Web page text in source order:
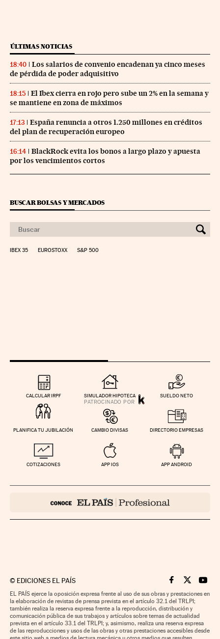
ÚLTIMAS NOTICIAS
18:40
Los salarios de convenio encadenan ya cinco meses
de pérdida de poder adquisitivo
18:15
El Ibex cierra en rojo pero sube un 2% en la semana y
se mantiene en zona de máximos
17:13
España renuncia a otros 1.250 millones en créditos
del plan de recuperación europeo
16:14
BlackRock evita los bonos a largo plazo y apuesta
por los vencimientos cortos
BUSCAR BOLSAS Y MERCADOS
IBEX 35 EUROSTOXX S&P 500
CALCULAR IRPF SIMULADOR HIPOTECA SUELDO NETO
PLANIFICA TU JUBILACIÓN CAMBIO DIVISAS DIRECTORIO EMPRESAS
COTIZACIONES APP IOS APP ANDROID
© EDICIONES EL PAÍS Cinco Días en
Cinco Días
Cinco
EL PAÍS ejerce la oposición expresa frente al uso de sus obras y prestaciones en
la elaboración de revistas de prensa prevista en el artículo 32.1 del TRLPI;
también realiza la reserva expresa frente a la reproducción, distribución y
comunicación pública de sus trabajos y artículos sobre temas de actualidad
prevista en el artículo 33.1 del TRLPI; y, asimismo, realiza una reserva expresa
de las reproducciones y usos de las obras y otras prestaciones accesibles desde